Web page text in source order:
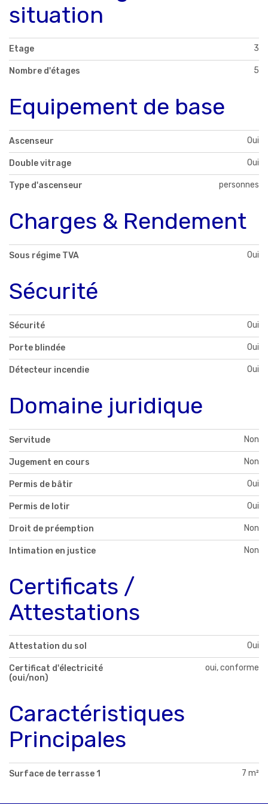
situation
Etage 3
Nombre d'étages 5
Equipement de base
Ascenseur Oui
Double vitrage Oui
Type d'ascenseur personnes
Charges & Rendement
Sous régime TVA Oui
Sécurité
Sécurité Oui
Porte blindée Oui
Détecteur incendie Oui
Domaine juridique
Servitude Non
Jugement en cours Non
Permis de bâtir Oui
Permis de lotir Oui
Droit de préemption Non
Intimation en justice Non
Certificats /
Attestations
Attestation du sol Oui
Certificat d'électricité
(oui/non)
oui, conforme
Caractéristiques
Principales
Surface de terrasse 1 7 m²